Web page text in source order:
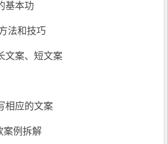
基本功
法和技巧
文案、短文案
相应的文案
案例拆解